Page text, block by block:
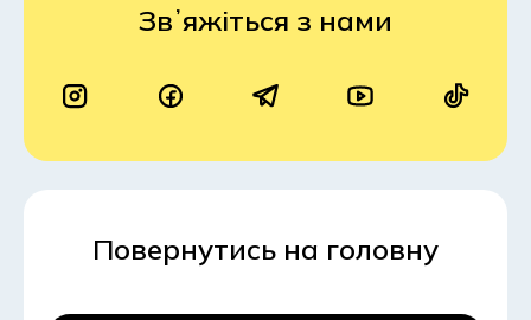
Звʼяжіться з нами
Повернутись на головну